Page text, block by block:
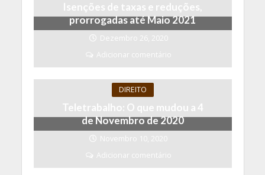
Isenções de taxas e reduções,
prorrogadas até Maio 2021
Dezembro 26, 2020
Adicionar comentário
DIREITO
Teletrabalho: O que mudou a 4
de Novembro de 2020
Novembro 10, 2020
Adicionar comentário